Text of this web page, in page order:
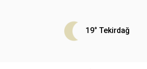
19° Tekirdağ